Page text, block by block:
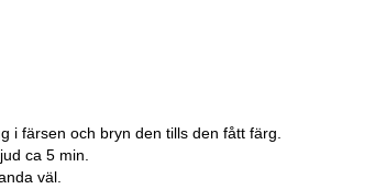
i färsen och bryn den tills den fått färg.
ca 5 min.
väl.